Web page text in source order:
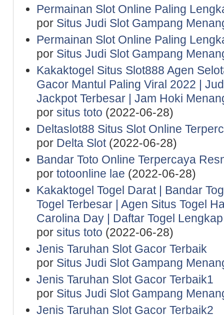
Permainan Slot Online Paling
por Situs Judi Slot Gampang
Permainan Slot Online Paling
por Situs Judi Slot Gampang
Kakaktogel Situs Slot888 Agen
Gacor Mantul Paling Viral 2022 |
Jackpot Terbesar | Jam Hoki
por situs toto (2022-06-28)
Deltaslot88 Situs Slot Online
por Delta Slot(2022-06-28)
Bandar Toto Online Terpercaya
por totoonline lae (2022-06-28)
Kakaktogel Togel Darat | Bandar
Togel Terbesar | Agen Situs Togel
Carolina Day | Daftar Togel
por situs toto (2022-06-28)
Jenis Taruhan Slot Gacor Terbaik
por Situs Judi Slot Gampang
Jenis Taruhan Slot Gacor Terbaik1
por Situs Judi Slot Gampang
Jenis Taruhan Slot Gacor Terbaik2